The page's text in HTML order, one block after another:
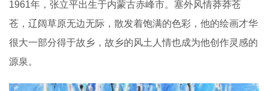
1961年，张立平出生于内蒙古赤峰市。塞外风情莽莽苍
苍，辽阔草原无边无际，散发着饱满的色彩，他的绘画才华
很大一部分得于故乡，故乡的风土人情也成为他创作灵感的
源泉。